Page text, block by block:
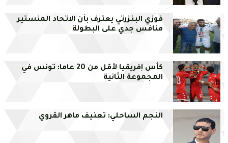
فوزي البنزرتي يعترف بأن الاتحاد المنستير
منافس جدي على البطولة
كأس إفريقيا لأقل من 20 عاما: تونس في
المجموعة الثانية
النجم الساحلي: تعنيف ماهر القروي